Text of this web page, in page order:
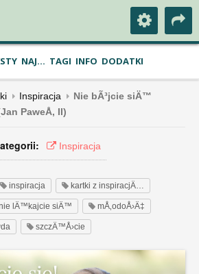
NAJ... TAGI INFO DODATKI
Inspiracja
Nie bÃ³jcie siÄ™
PaweÅ‚ II)
Inspiracja
inspiracja kartki z inspiracjÄ…
lÄ™kajcie siÄ™ mÅ‚odoÅ›Ä‡
szczÄ™Å›cie